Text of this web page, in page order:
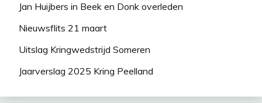
Jan Huijbers in Beek en Donk overleden
Nieuwsflits 21 maart
Uitslag Kringwedstrijd Someren
Jaarverslag 2025 Kring Peelland